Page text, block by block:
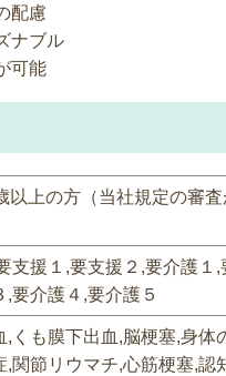
配慮
ナブル
可能
以上の方（当社規定の審査
支援１,要支援２,要介護１
,要介護４,要介護５
,くも膜下出血,脳梗塞,身体
,関節リウマチ,心筋梗塞,認